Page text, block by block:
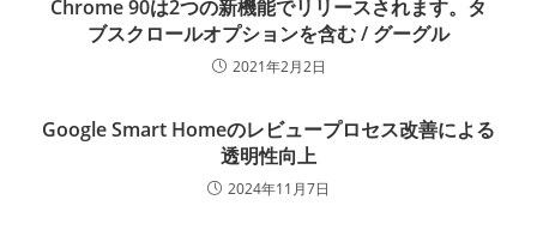
Chrome 90は2つの新機能でリリースされます。タ
ブスクロールオプションを含む / グーグル
2021年2月2日
Google Smart Homeのレビュープロセス改善による
透明性向上
2024年11月7日